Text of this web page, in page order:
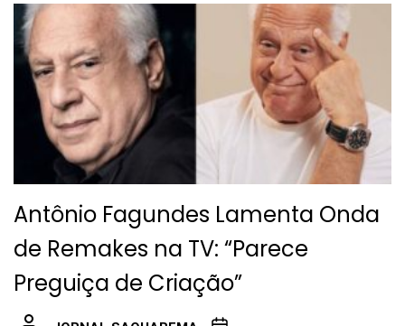
Antônio Fagundes Lamenta Onda
de Remakes na TV: “Parece
Preguiça de Criação”